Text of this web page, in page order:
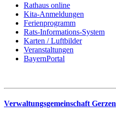
Rathaus online
Kita-Anmeldungen
Ferienprogramm
Rats-Informations-System
Karten / Luftbilder
Veranstaltungen
BayernPortal
Verwaltungsgemeinschaft Gerzen